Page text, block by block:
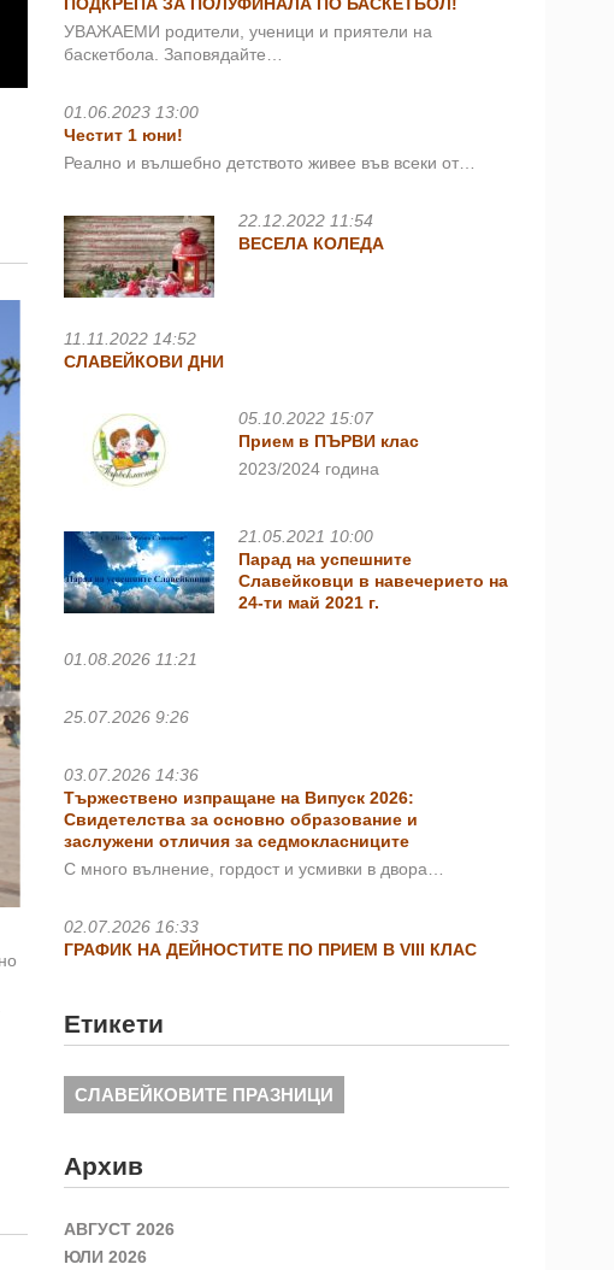
ПОДКРЕПА ЗА ПОЛУФИНАЛА ПО БАСКЕТБОЛ!
УВАЖАЕМИ родители, ученици и приятели на
баскетбола. Заповядайте…
01.06.2023 13:00
Честит 1 юни!
Реално и вълшебно детството живее във всеки от…
22.12.2022 11:54
ВЕСЕЛА КОЛЕДА
11.11.2022 14:52
СЛАВЕЙКОВИ ДНИ
05.10.2022 15:07
Прием в ПЪРВИ клас
2023/2024 година
21.05.2021 10:00
Парад на успешните
Славейковци в навечерието на
24-ти май 2021 г.
01.08.2026 11:21
25.07.2026 9:26
03.07.2026 14:36
Тържествено изпращане на Випуск 2026:
Свидетелства за основно образование и
заслужени отличия за седмокласниците
С много вълнение, гордост и усмивки в двора…
02.07.2026 16:33
ГРАФИК НА ДЕЙНОСТИТЕ ПО ПРИЕМ В VIII КЛАС
Етикети
СЛАВЕЙКОВИТЕ ПРАЗНИЦИ
Архив
АВГУСТ 2026
ЮЛИ 2026